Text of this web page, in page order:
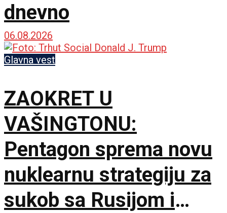
dnevno
06.08.2026
Glavna vest
ZAOKRET U
VAŠINGTONU:
Pentagon sprema novu
nuklearnu strategiju za
sukob sa Rusijom i